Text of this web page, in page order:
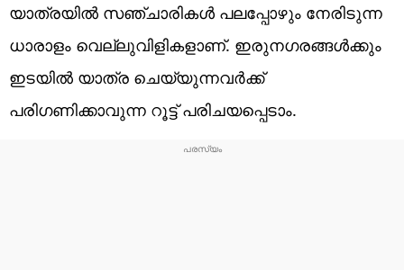
യാത്രയില്‍ സഞ്ചാരികള്‍ പലപ്പോഴും നേരിടുന്ന
ധാരാളം വെല്ലുവിളികളാണ്. ഇരുനഗരങ്ങള്‍ക്കും
ഇടയില്‍ യാത്ര ചെയ്യുന്നവര്‍ക്ക്
പരിഗണിക്കാവുന്ന റൂട്ട് പരിചയപ്പെടാം.